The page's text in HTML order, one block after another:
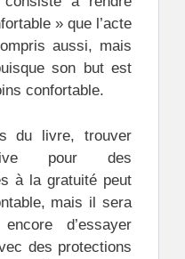
» que l’acte
aussi, mais
son but est
confortable.
du livre, trouver
pour des
à la gratuité peut
mais il sera
d’essayer
des protections